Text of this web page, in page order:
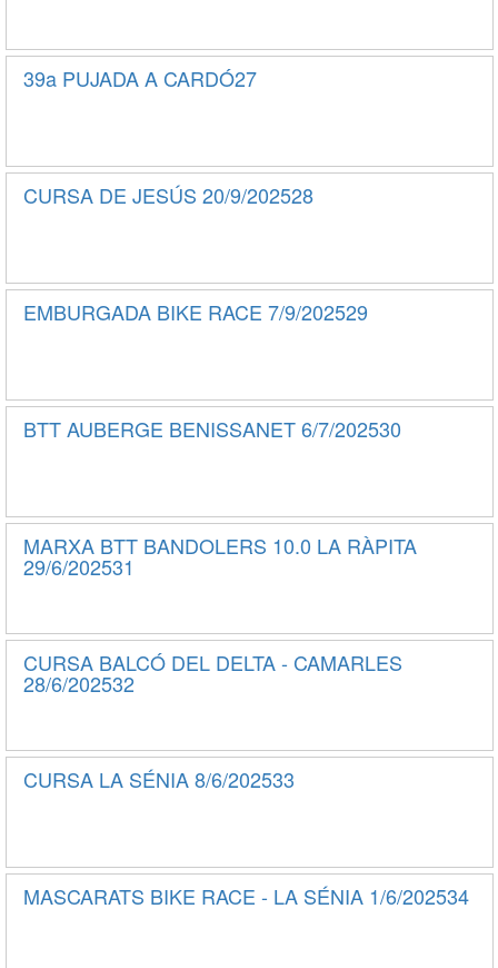
39a PUJADA A CARDÓ27
CURSA DE JESÚS 20/9/202528
EMBURGADA BIKE RACE 7/9/202529
BTT AUBERGE BENISSANET 6/7/202530
MARXA BTT BANDOLERS 10.0 LA RÀPITA
29/6/202531
CURSA BALCÓ DEL DELTA - CAMARLES
28/6/202532
CURSA LA SÉNIA 8/6/202533
MASCARATS BIKE RACE - LA SÉNIA 1/6/202534